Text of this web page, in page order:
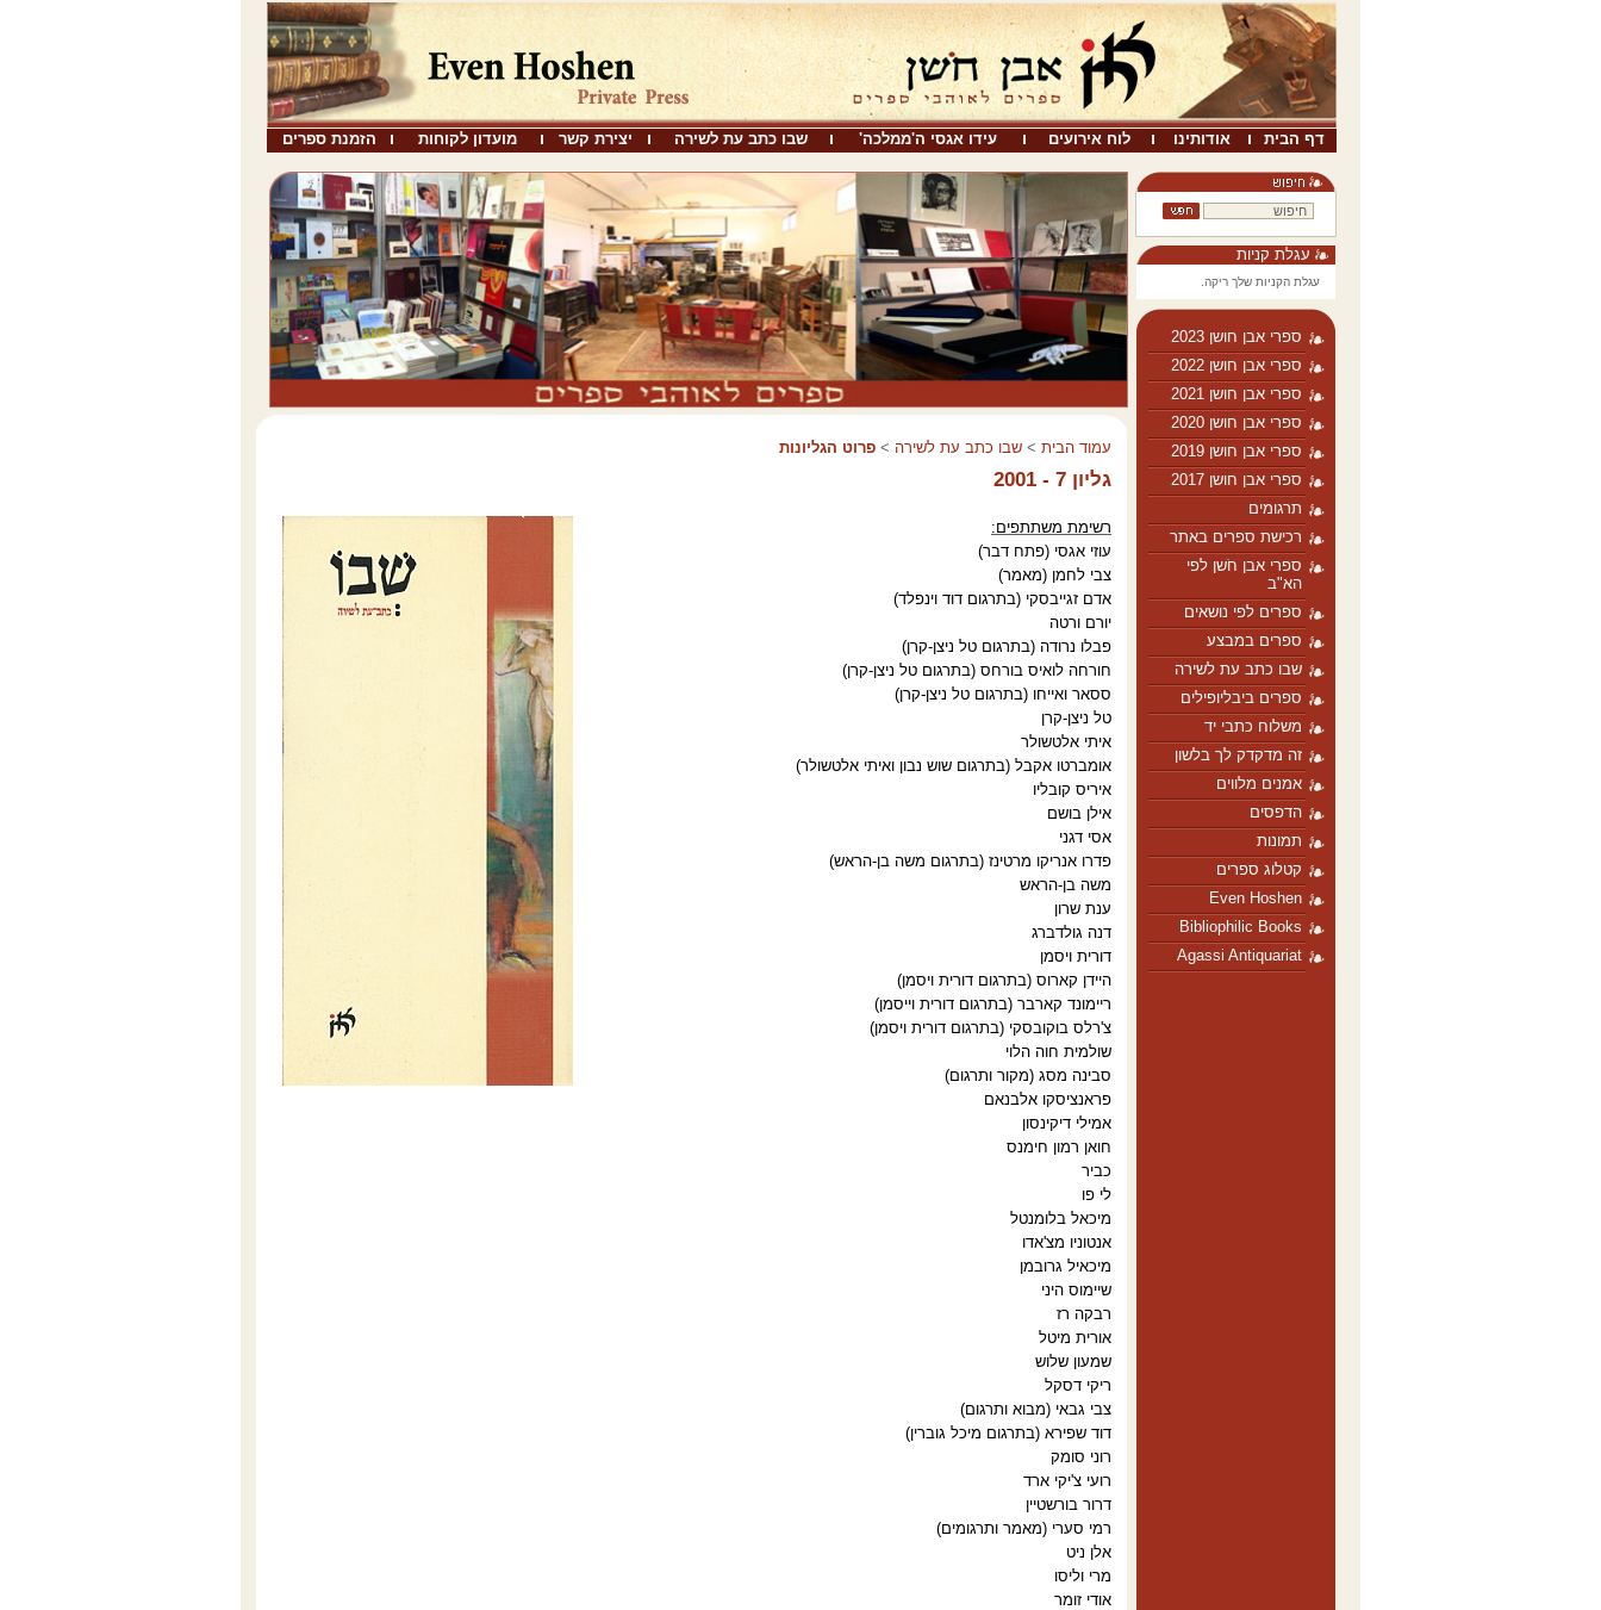
דף הבית אודותינו לוח אירועים עידו אגסי ה'ממלכה' שבו כתב עת לשירה יצירת קשר מועדון לקוחות הזמנת ספרים
עגלת קניות
עגלת הקניות שלך ריקה.
ספרי אבן חושן 2023
ספרי אבן חושן 2022
ספרי אבן חושן 2021
ספרי אבן חושן 2020
ספרי אבן חושן 2019
ספרי אבן חושן 2017
תרגומים
רכישת ספרים באתר
ספרי אבן חֹשן לפי
הא"ב
ספרים לפי נושאים
ספרים במבצע
שבו כתב עת לשירה
ספרים ביבליופילים
משלוח כתבי יד
זה מדקדק לך בלשון
אמנים מלווים
הדפסים
תמונות
קטלוג ספרים
Even Hoshen
Bibliophilic Books
Agassi Antiquariat
עמוד הבית > שבו כתב עת לשירה > פרוט הגליונות
גליון 7 - 2001
רשימת משתתפים:
עוזי אגסי (פתח דבר(
צבי לחמן (מאמר(
אדם זגייבסקי (בתרגום דוד וינפלד(
יורם ורטה
פבלו נרודה (בתרגום טל ניצן-קרן)
חורחה לואיס בורחס )בתרגום טל ניצן-קרן(
ססאר ואייחו (בתרגום טל ניצן-קרן(
טל ניצן-קרן
איתי אלטשולר
אומברטו אקבל (בתרגום שוש נבון ואיתי אלטשולר(
איריס קובליו
אילן בושם
אסי דגני
פדרו אנריקו מרטינז (בתרגום משה בן-הראש(
משה בן-הראש
ענת שרון
דנה גולדברג
דורית ויסמן
היידן קארוס (בתרגום דורית ויסמן(
ריימונד קארבר (בתרגום דורית וייסמן(
צ'רלס בוקובסקי (בתרגום דורית ויסמן(
שולמית חוה הלוי
סבינה מסג (מקור ותרגום(
פראנציסקו אלבנאם
אמילי דיקינסון
חואן רמון חימנס
כביר
לי פו
מיכאל בלומנטל
אנטוניו מצ'אדו
מיכאיל גרובמן
שיימוס היני
רבקה רז
אורית מיטל
שמעון שלוש
ריקי דסקל
צבי גבאי (מבוא ותרגום(
דוד שפירא (בתרגום מיכל גוברין(
רוני סומק
רועי צ'יקי ארד
דרור בורשטיין
רמי סערי (מאמר ותרגומים(
אלן ניט
מרי וליסו
אודי זומר